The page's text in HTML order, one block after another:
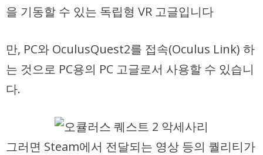
을 기동할 수 있는 독립형 VR 고글입니다
만, PC와 OculusQuest2를 접속(Oculus Link) 하
는 것으로 PC용의 PC 고글로서 사용할 수 있습니
다.
그러면 Steam에서 전달되는 영상 등의 퀄리티가